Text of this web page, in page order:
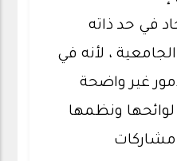
في حد ذاته
الجامعية ، لأنه في
غير واضحة
ونظمها
مشاركات